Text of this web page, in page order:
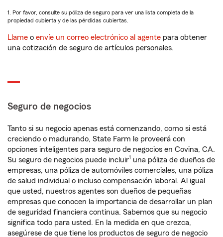
1. Por favor, consulte su póliza de seguro para ver una lista completa de la
propiedad cubierta y de las pérdidas cubiertas.
Llame o envíe un correo electrónico al agente para obtener
una cotización de seguro de artículos personales.
Seguro de negocios
Tanto si su negocio apenas está comenzando, como si está
creciendo o madurando, State Farm le proveerá con
opciones inteligentes para seguro de negocios en Covina, CA.
Su seguro de negocios puede incluir1 una póliza de dueños de
empresas, una póliza de automóviles comerciales, una póliza
de salud individual o incluso compensación laboral. Al igual
que usted, nuestros agentes son dueños de pequeñas
empresas que conocen la importancia de desarrollar un plan
de seguridad financiera continua. Sabemos que su negocio
significa todo para usted. En la medida en que crezca,
asegúrese de que tiene los productos de seguro de negocio